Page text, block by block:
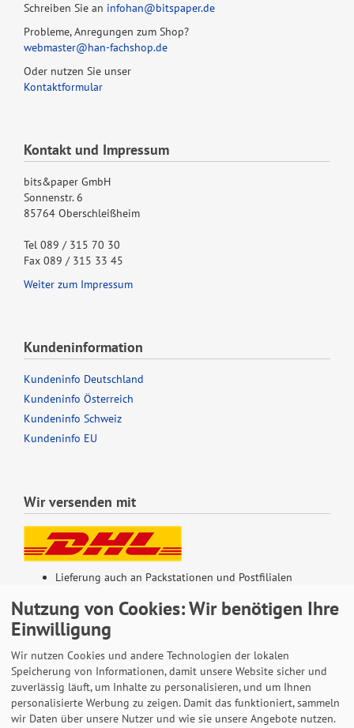
Schreiben Sie an infohan@bitspaper.de
Probleme, Anregungen zum Shop?
webmaster@han-fachshop.de
Oder nutzen Sie unser
Kontaktformular
Kontakt und Impressum
bits&paper GmbH
Sonnenstr. 6
85764 Oberschleißheim
Tel 089 / 315 70 30
Fax 089 / 315 33 45
Weiter zum Impressum
Kundeninformation
Kundeninfo Deutschland
Kundeninfo Österreich
Kundeninfo Schweiz
Kundeninfo EU
Wir versenden mit
Lieferung auch an Packstationen und Postfilialen
Bequeme Zahlung über Paypal
14 Tage Widerrufsrecht
Nutzung von Cookies: Wir benötigen Ihre
Einwilligung
Wir nutzen Cookies und andere Technologien der lokalen
Speicherung von Informationen, damit unsere Website sicher und
zuverlässig läuft, um Inhalte zu personalisieren, und um Ihnen
personalisierte Werbung zu zeigen. Damit das funktioniert, sammeln
wir Daten über unsere Nutzer und wie sie unsere Angebote nutzen.